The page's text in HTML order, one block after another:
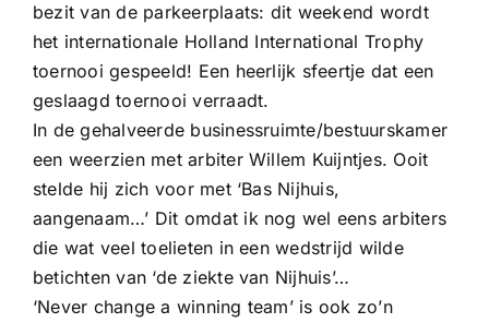
bezit van de parkeerplaats: dit weekend wordt
het internationale Holland International Trophy
toernooi gespeeld! Een heerlijk sfeertje dat een
geslaagd toernooi verraadt.
In de gehalveerde businessruimte/bestuurskamer
een weerzien met arbiter Willem Kuijntjes. Ooit
stelde hij zich voor met ‘Bas Nijhuis,
aangenaam…’ Dit omdat ik nog wel eens arbiters
die wat veel toelieten in een wedstrijd wilde
betichten van ‘de ziekte van Nijhuis’…
‘Never change a winning team’ is ook zo’n